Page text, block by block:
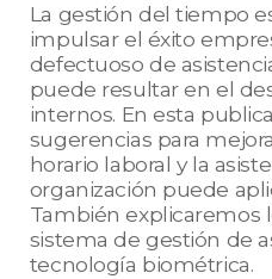
La gestión del tiempo
impulsar el éxito
defectuoso de
puede resultar en el
internos. En esta
sugerencias para
horario laboral y la
organización puede
También explicaremos
sistema de gestión de
tecnología biométrica.